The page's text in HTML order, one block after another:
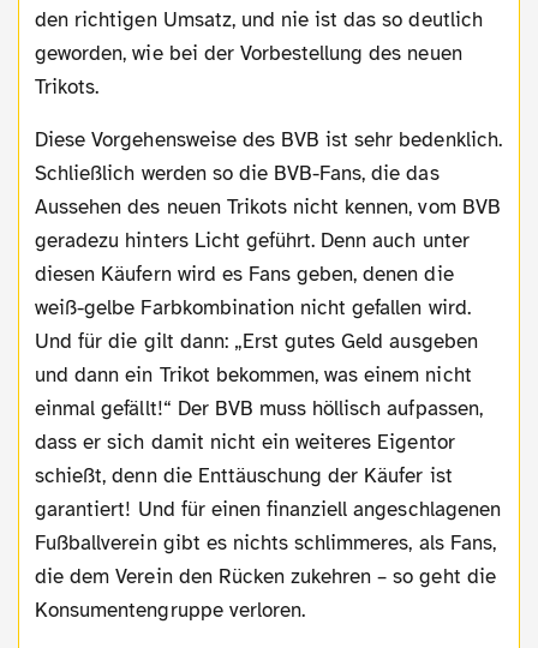
den richtigen Umsatz, und nie ist das so deutlich
geworden, wie bei der Vorbestellung des neuen
Trikots.
Diese Vorgehensweise des BVB ist sehr bedenklich.
Schließlich werden so die BVB-Fans, die das
Aussehen des neuen Trikots nicht kennen, vom BVB
geradezu hinters Licht geführt. Denn auch unter
diesen Käufern wird es Fans geben, denen die
weiß-gelbe Farbkombination nicht gefallen wird.
Und für die gilt dann: „Erst gutes Geld ausgeben
und dann ein Trikot bekommen, was einem nicht
einmal gefällt!“ Der BVB muss höllisch aufpassen,
dass er sich damit nicht ein weiteres Eigentor
schießt, denn die Enttäuschung der Käufer ist
garantiert! Und für einen finanziell angeschlagenen
Fußballverein gibt es nichts schlimmeres, als Fans,
die dem Verein den Rücken zukehren – so geht die
Konsumentengruppe verloren.